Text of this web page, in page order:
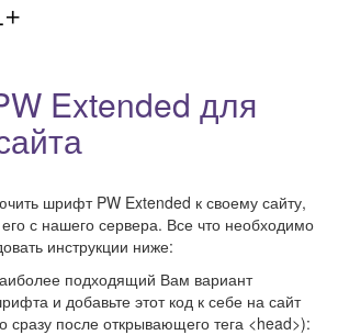
Extended для
шрифт PW Extended к своему сайту,
с нашего сервера. Все что необходимо
инструкции ниже:
подходящий Вам вариант
и добавьте этот код к себе на сайт
сразу после открывающего тега <head>):